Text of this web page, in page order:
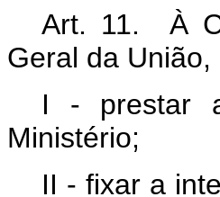
Art. 11. À
Geral da União,
I - prestar
Ministério;
II - fixar a